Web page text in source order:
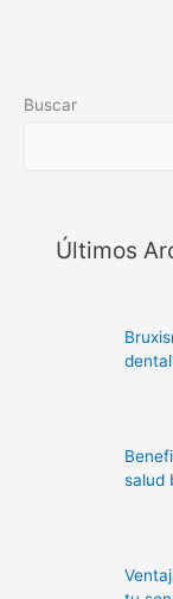
Buscar
Últimos
salud